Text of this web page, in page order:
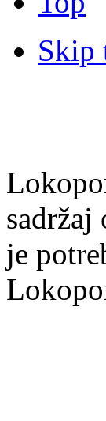
Skip
sadržaj
je